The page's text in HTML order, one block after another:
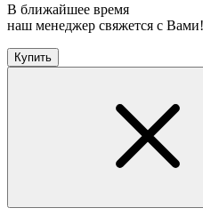
В ближайшее время
наш менеджер свяжется с Вами!
Купить